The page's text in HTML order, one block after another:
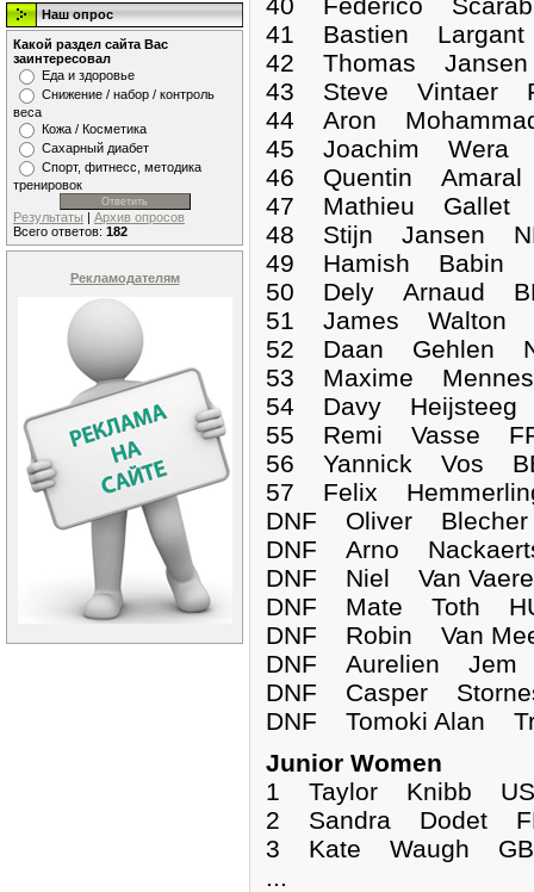
Наш опрос
Какой раздел сайта Вас
заинтересовал
Еда и здоровье
Снижение / набор / контроль
веса
Кожа / Косметика
Сахарный диабет
Спорт, фитнесс, методика
тренировок
Результаты | Архив опросов
Всего ответов: 182
Рекламодателям
41 Bastien
42 Thomas
43 Steve Vintaer
44 Aron
45 Joachim Wera
46 Quentin
47 Mathieu Gallet
48 Stijn Jansen
49 Hamish Babin
50 Dely Arnaud
51 James Walton
52 Daan Gehlen
53 Maxime
54 Davy Heijsteeg
55 Remi Vasse
56 Yannick Vos
57 Felix
DNF Oliver
DNF Arno
DNF Niel Van
DNF Mate Toth
DNF Robin Van
DNF Aurelien
DNF Casper
DNF Tomoki
Junior Women
1 Taylor Knibb
2 Sandra Dodet
3 Kate Waugh
...